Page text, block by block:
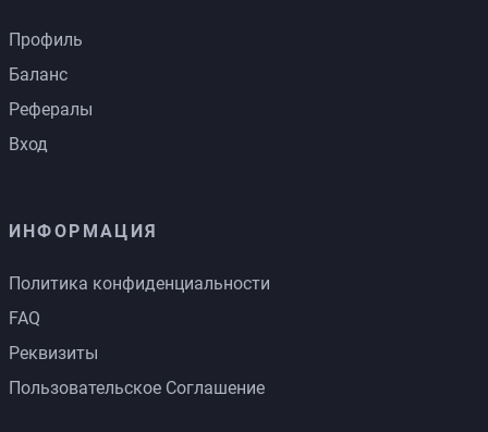
Профиль
Баланс
Рефералы
Вход
ИНФОРМАЦИЯ
Политика конфиденциальности
FAQ
Реквизиты
Пользовательское Соглашение